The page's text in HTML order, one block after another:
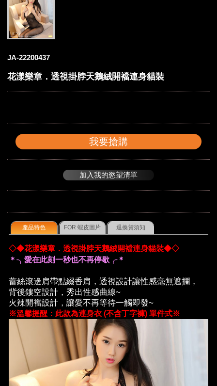
JA-22200437
花漾樂章．透視掛脖天鵝絨開襠連身貓裝
我要搶購
加入我的慾望清單
產品特色 FOR 蝦皮圖片 退換貨須知
◇◆花漾樂章．透視掛脖天鵝絨開襠連身貓裝◆◇
＊╮愛在此刻一秒也不再停歇╭＊
蕾絲滾邊肩帶點綴香肩，透視設計讓性感毫無遮攔，
背後鏤空設計，秀出性感曲線~
火辣開襠設計，讓愛不再等待一觸即發~
※溫馨提醒：此款為連身衣 (不含丁字褲) 單件式※